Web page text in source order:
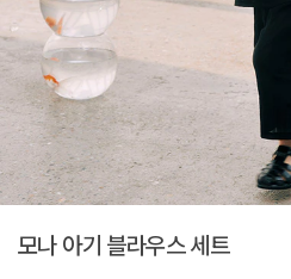
모나 아기 블라우스 세트